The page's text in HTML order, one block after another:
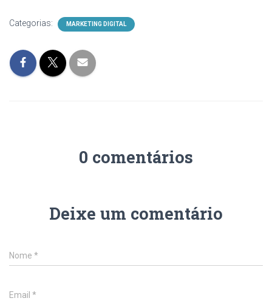
Categorias: MARKETING DIGITAL
0 comentários
Deixe um comentário
Nome *
Email *